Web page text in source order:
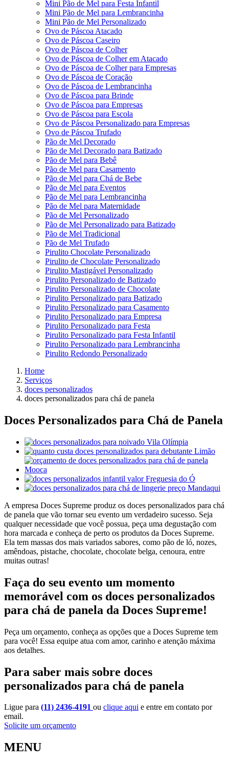
Mini Pão de Mel para Festa Infantil
Mini Pão de Mel para Lembrancinha
Mini Pão de Mel Personalizado
Ovo de Páscoa Atacado
Ovo de Páscoa Caseiro
Ovo de Páscoa de Colher
Ovo de Páscoa de Colher em Atacado
Ovo de Páscoa de Colher para Empresas
Ovo de Páscoa de Coração
Ovo de Páscoa de Lembrancinha
Ovo de Páscoa para Brinde
Ovo de Páscoa para Empresas
Ovo de Páscoa para Escola
Ovo de Páscoa Personalizado para Empresas
Ovo de Páscoa Trufado
Pão de Mel Decorado
Pão de Mel Decorado para Batizado
Pão de Mel para Bebê
Pão de Mel para Casamento
Pão de Mel para Chá de Bebe
Pão de Mel para Eventos
Pão de Mel para Lembrancinha
Pão de Mel para Maternidade
Pão de Mel Personalizado
Pão de Mel Personalizado para Batizado
Pão de Mel Tradicional
Pão de Mel Trufado
Pirulito Chocolate Personalizado
Pirulito de Chocolate Personalizado
Pirulito Mastigável Personalizado
Pirulito Personalizado de Batizado
Pirulito Personalizado de Chocolate
Pirulito Personalizado para Batizado
Pirulito Personalizado para Casamento
Pirulito Personalizado para Empresa
Pirulito Personalizado para Festa
Pirulito Personalizado para Festa Infantil
Pirulito Personalizado para Lembrancinha
Pirulito Redondo Personalizado
Home
Serviços
doces personalizados
doces personalizados para chá de panela
Doces Personalizados para Chá de Panela
A empresa Doces Supreme produz os doces personalizados para chá
de panela que vão tornar seu evento um verdadeiro sucesso. Seja
qualquer necessidade que você possua, peça uma degustação com
hora marcada e conheça de perto os produtos da Doces Supreme.
Ela tem massas dos mais variados sabores, como pão de ló, nozes,
amêndoas, pistache, chocolate, chocolate belga, cenoura, entre
muitas outras!
Faça do seu evento um momento
memorável com os doces personalizados
para chá de panela da Doces Supreme!
Peça um orçamento, conheça as opções que a Doces Supreme tem
para você! Essa equipe atua com amor, carinho e atenção máxima
aos detalhes.
Para saber mais sobre doces
personalizados para chá de panela
Ligue para (11) 2436-4191 ou clique aqui e entre em contato por
email.
Solicite um orçamento
MENU